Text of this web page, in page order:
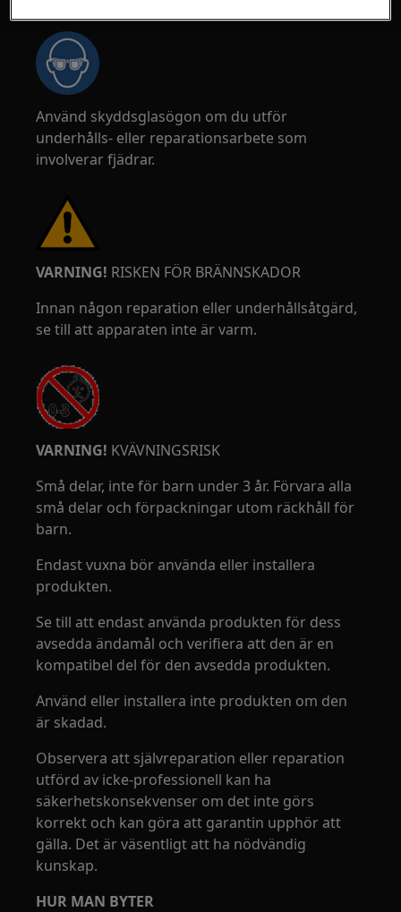
Använd skyddsglasögon om du utför
underhålls- eller reparationsarbete som
involverar fjädrar.
VARNING! RISKEN FÖR BRÄNNSKADOR
Innan någon reparation eller underhållsåtgärd,
se till att apparaten inte är varm.
VARNING! KVÄVNINGSRISK
Små delar, inte för barn under 3 år. Förvara alla
små delar och förpackningar utom räckhåll för
barn.
Endast vuxna bör använda eller installera
produkten.
Se till att endast använda produkten för dess
avsedda ändamål och verifiera att den är en
kompatibel del för den avsedda produkten.
Använd eller installera inte produkten om den
är skadad.
Observera att självreparation eller reparation
utförd av icke-professionell kan ha
säkerhetskonsekvenser om det inte görs
korrekt och kan göra att garantin upphör att
gälla. Det är väsentligt att ha nödvändig
kunskap.
HUR MAN BYTER